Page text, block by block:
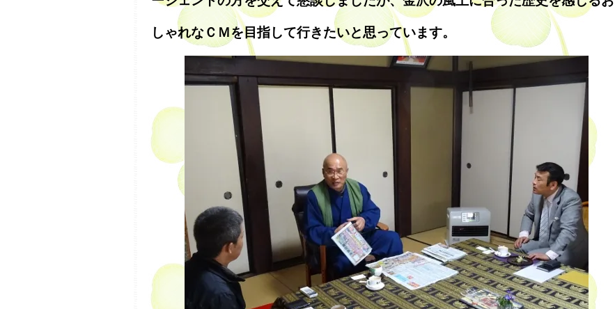
しゃれなＣＭを目指して行きたいと思っています。